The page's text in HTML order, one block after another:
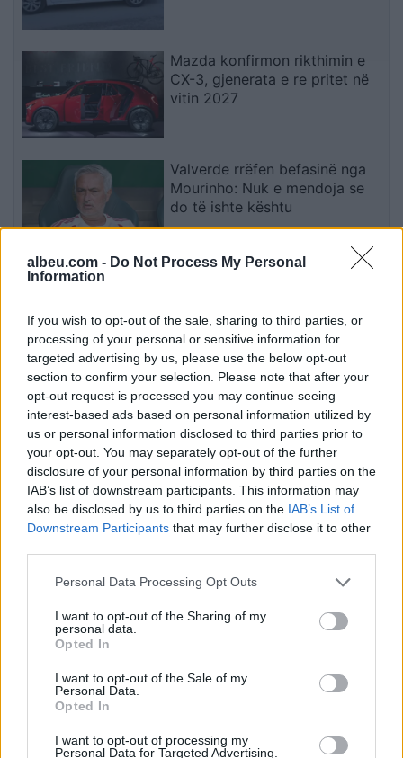
albeu.com - Do Not Process My Personal
Information
If you wish to opt-out of the sale, sharing to third parties, or
processing of your personal or sensitive information for
targeted advertising by us, please use the below opt-out
section to confirm your selection. Please note that after your
opt-out request is processed you may continue seeing
interest-based ads based on personal information utilized by
us or personal information disclosed to third parties prior to
your opt-out. You may separately opt-out of the further
disclosure of your personal information by third parties on the
IAB’s list of downstream participants. This information may
also be disclosed by us to third parties on the IAB’s List of
Downstream Participants that may further disclose it to other
Personal Data Processing Opt Outs
I want to opt-out of the Sharing of my
personal data.
Opted In
I want to opt-out of the Sale of my
Personal Data.
Opted In
I want to opt-out of processing my
Personal Data for Targeted Advertising.
Mazda konfirmon rikthimin e
CX-3, gjenerata e re pritet në
vitin 2027
Valverde rrëfen befasinë nga
Mourinho: Nuk e mendoja se
do të ishte kështu
dhe flakët u përhapën drejt
malit
Esim for Global
Esim for USA| Esim for Italy| Esim for Spain|Esim